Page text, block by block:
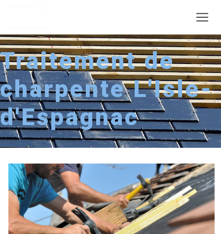
Traitement de
charpente L'Isle-
d'Espagnac